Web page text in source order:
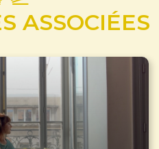
ASSOCIÉES